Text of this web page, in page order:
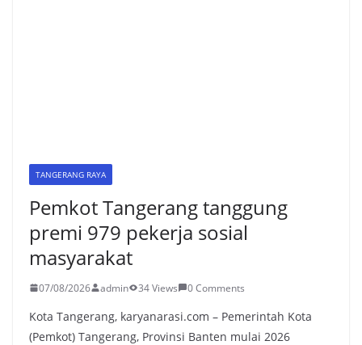
TANGERANG RAYA
Pemkot Tangerang tanggung
premi 979 pekerja sosial
masyarakat
07/08/2026 admin 34 Views 0 Comments
Kota Tangerang, karyanarasi.com – Pemerintah Kota
(Pemkot) Tangerang, Provinsi Banten mulai 2026